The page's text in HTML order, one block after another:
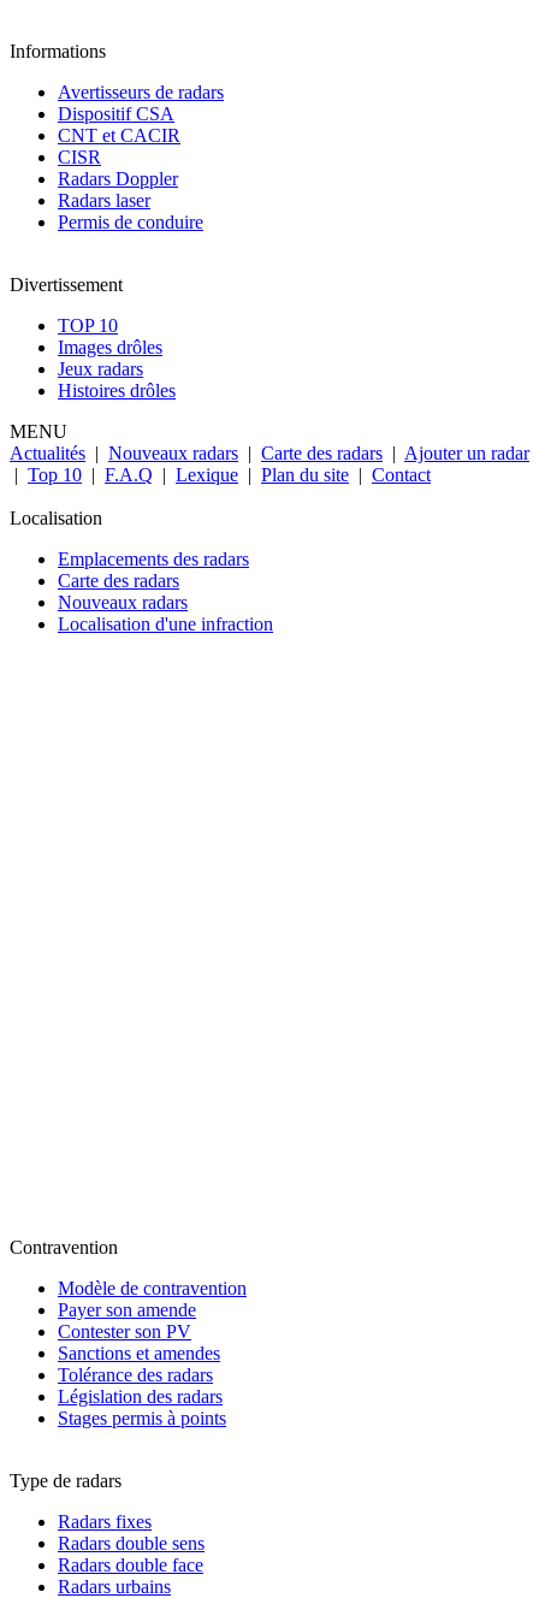
Informations
Avertisseurs de radars
Dispositif CSA
CNT et CACIR
CISR
Radars Doppler
Radars laser
Permis de conduire
Divertissement
TOP 10
Images drôles
Jeux radars
Histoires drôles
MENU
Actualités | Nouveaux radars | Carte des radars | Ajouter un radar
| Top 10 | F.A.Q | Lexique | Plan du site | Contact
Localisation
Emplacements des radars
Carte des radars
Nouveaux radars
Localisation d'une infraction
Contravention
Modèle de contravention
Payer son amende
Contester son PV
Sanctions et amendes
Tolérance des radars
Législation des radars
Stages permis à points
Type de radars
Radars fixes
Radars double sens
Radars double face
Radars urbains